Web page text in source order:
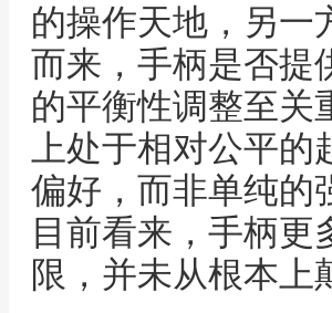
的操作天地，另一
而来，手柄是否提
的平衡性调整至关
上处于相对公平
偏好，而非单纯的
目前看来，手柄
限，并未从根本上